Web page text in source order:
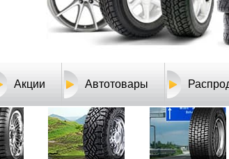
Акции Автотовары